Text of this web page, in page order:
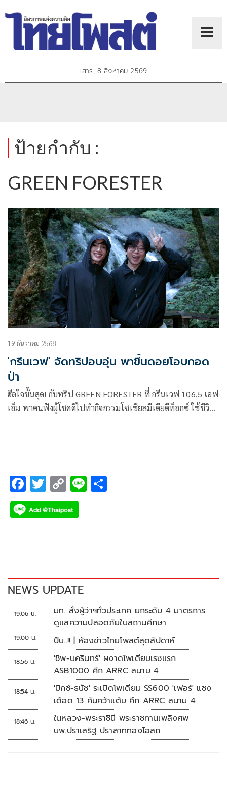
เสาร์, 8 สิงหาคม 2569
ป้ายกำกับ :
GREEN FORESTER
19 ธันวาคม 2568
'กรีนเวฟ' จัดทริปอบอุ่น พาขึ้นดอยโอบกอด
ป่า
ฮีลใจขั้นสุด! กับทริป GREEN FORESTER ที่ กรีนเวฟ 106.5 เอฟ
เอ็ม พาคนฟังผู้โชคดีไปทำกิจกรรมโซเชียลมีเดียดีท็อกซ์ ใช้ชีวิต
F
ac
e
k
T
wi
tt
C
o
p
k
Li
NEWS UPDATE
19:06 น.
มท. สั่งผู้ว่าฯทั่วประเทศ ยกระดับ 4 มาตรการ
ดูแลความปลอดภัยในสถานศึกษา
19:00 น. ปืน..!! | ห้องข่าวไทยโพสต์สุดสัปดาห์
18:56 น.
'ชิพ-นครินทร์' ผงาดโพเดียมเรซแรก
ASB1000 ศึก ARRC สนาม 4
18:54 น.
'มิกซ์-ธนัช' ระเบิดโพเดียม SS600 'เฟอร์' แซง
เดือด 13 คันคว้าแต้ม ศึก ARRC สนาม 4
18:46 น.
ในหลวง-พระราชินี พระราชทานเพลิงศพ
นพ.ปราเสริฐ ปราสาททองโอสถ